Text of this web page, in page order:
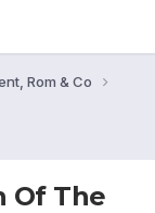
Rom & Co
Of The